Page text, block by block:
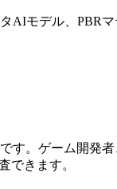
AIモデル、PBR
す。ゲーム開発
できます。